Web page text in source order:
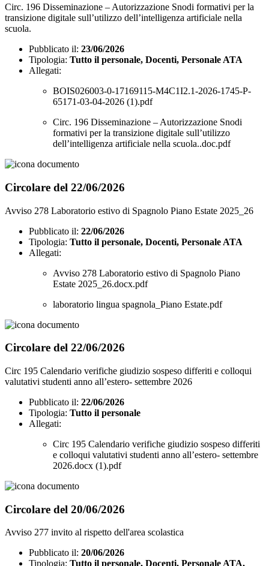
Circ. 196 Disseminazione – Autorizzazione Snodi formativi per la
transizione digitale sull’utilizzo dell’intelligenza artificiale nella
scuola.
Pubblicato il: 23/06/2026
Tipologia: Tutto il personale, Docenti, Personale ATA
Allegati:
BOIS026003-0-17169115-M4C1I2.1-2026-1745-P-
65171-03-04-2026 (1).pdf
Circ. 196 Disseminazione – Autorizzazione Snodi
formativi per la transizione digitale sull’utilizzo
dell’intelligenza artificiale nella scuola..doc.pdf
Circolare del 22/06/2026
Avviso 278 Laboratorio estivo di Spagnolo Piano Estate 2025_26
Pubblicato il: 22/06/2026
Tipologia: Tutto il personale, Docenti, Personale ATA
Allegati:
Avviso 278 Laboratorio estivo di Spagnolo Piano
Estate 2025_26.docx.pdf
laboratorio lingua spagnola_Piano Estate.pdf
Circolare del 22/06/2026
Circ 195 Calendario verifiche giudizio sospeso differiti e colloqui
valutativi studenti anno all’estero- settembre 2026
Pubblicato il: 22/06/2026
Tipologia: Tutto il personale
Allegati:
Circ 195 Calendario verifiche giudizio sospeso differiti
e colloqui valutativi studenti anno all’estero- settembre
2026.docx (1).pdf
Circolare del 20/06/2026
Avviso 277 invito al rispetto dell'area scolastica
Pubblicato il: 20/06/2026
Tipologia: Tutto il personale, Docenti, Personale ATA,